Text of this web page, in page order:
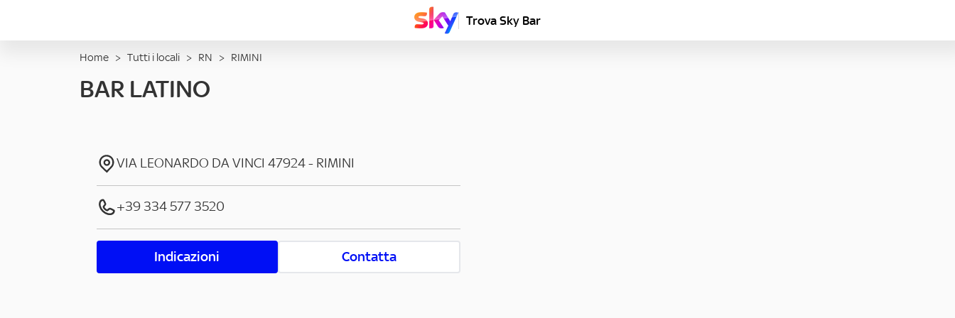
Trova Sky Bar
Home > Tutti i locali > RN > RIMINI
BAR LATINO
VIA LEONARDO DA VINCI 47924- RIMINI
+39 334 577 3520
Indicazioni Contatta